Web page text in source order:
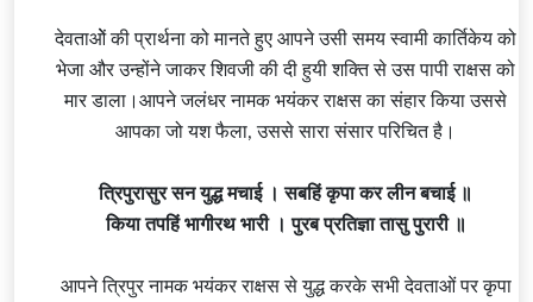
देवताओें की प्रार्थना को मानते हुए आपने उसी समय स्वामी कार्तिकेय को
भेजा और उन्होंने जाकर शिवजी की दी हुयी शक्ति से उस पापी राक्षस को
मार डाला।आपने जलंधर नामक भयंकर राक्षस का संहार किया उससे
आपका जो यश फैला, उससे सारा संसार परिचित है।
त्रिपुरासुर सन युद्ध मचाई । सबहिं कृपा कर लीन बचाई ॥
किया तपहिं भागीरथ भारी । पुरब प्रतिज्ञा तासु पुरारी ॥
आपने त्रिपुर नामक भयंकर राक्षस से युद्ध करके सभी देवताओं पर कृपा